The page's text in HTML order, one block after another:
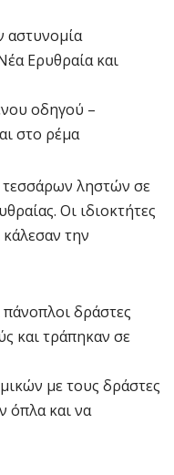
αστυνομία
Ερυθραία και
οδηγού –
στο ρέμα
τεσσάρων ληστών σε
Οι ιδιοκτήτες
την
δράστες
και τράπηκαν σε
με τους δράστες
όπλα και να